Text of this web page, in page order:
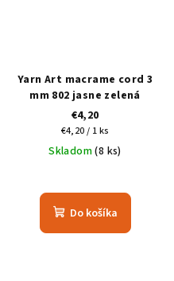
Yarn Art macrame cord 3
mm 802 jasne zelená
€4,20
Jednotková
cena:
€4,20 / 1 ks
Skladom(8 ks)
Do košíka